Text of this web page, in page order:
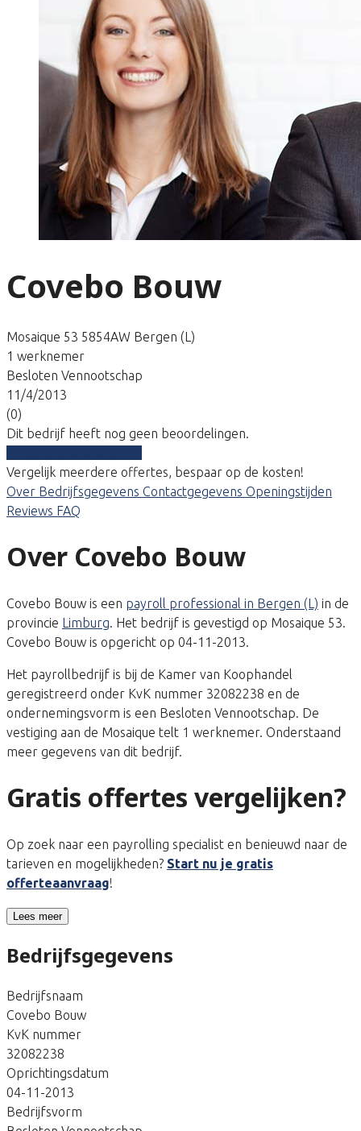
Covebo Bouw
Mosaique 53 5854AW Bergen (L)
1 werknemer
Besloten Vennootschap
11/4/2013
(0)
Dit bedrijf heeft nog geen beoordelingen.
Vergelijk meerdere offertes, bespaar op de kosten!
Over Bedrijfsgegevens Contactgegevens Openingstijden
Reviews FAQ
Over Covebo Bouw
Covebo Bouw is een payroll professional in Bergen (L) in de
provincie Limburg. Het bedrijf is gevestigd op Mosaique 53.
Covebo Bouw is opgericht op 04-11-2013.
Het payrollbedrijf is bij de Kamer van Koophandel
geregistreerd onder KvK nummer 32082238 en de
ondernemingsvorm is een Besloten Vennootschap. De
vestiging aan de Mosaique telt 1 werknemer. Onderstaand
meer gegevens van dit bedrijf.
Gratis offertes vergelijken?
Op zoek naar een payrolling specialist en benieuwd naar de
tarieven en mogelijkheden? Start nu je gratis
offerteaanvraag!
Lees meer
Bedrijfsgegevens
Bedrijfsnaam
Covebo Bouw
KvK nummer
32082238
Oprichtingsdatum
04-11-2013
Bedrijfsvorm